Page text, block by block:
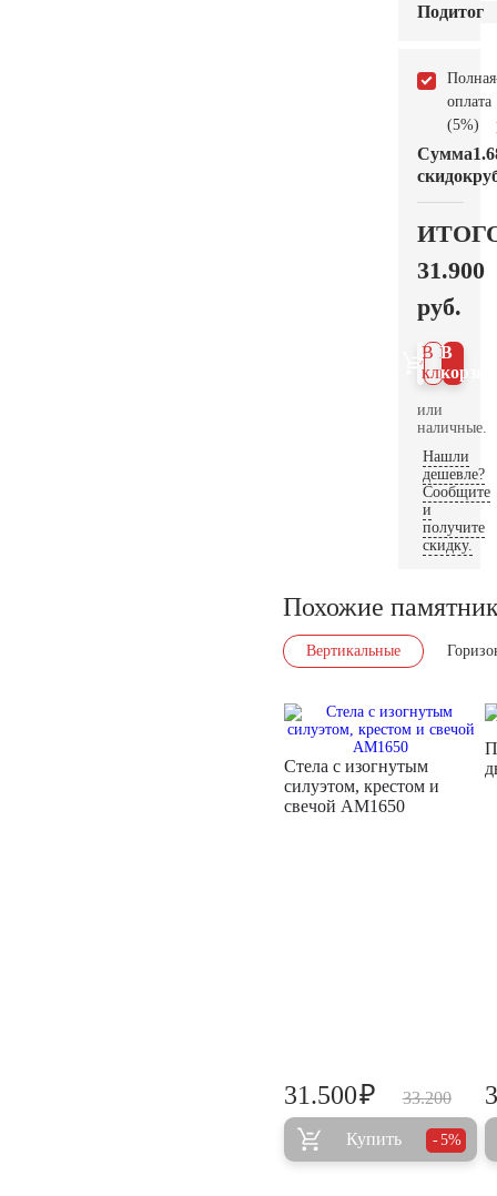
Подитог
Полная
оплата
(5%)
Сумма
скидок
31.900
руб.
В
В 1
клик
или
наличные.
Нашли
дешевле?
Сообщите
и
получите
скидку.
Похожие
Вертикальные
Стела с изогнутым
силуэтом, крестом и
свечой AM1650
33.200
31.500₽
Купить 5%